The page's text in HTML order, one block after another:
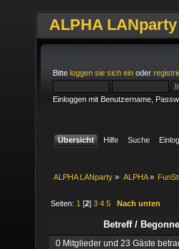
ALPHA LANparty
Bitte loggen sie sich ein oder
Einloggen mit Benutzername,
Übersicht Hilfe Suche
ALPHA LANparty » ALPHA»
Seiten: 1 [2]3 4 5 Nach unten
Betreff/
0 Mitglieder und 23 Gäste